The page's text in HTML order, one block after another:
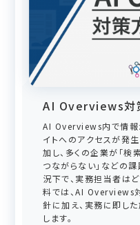
AI Overviews対
AI Overviews内で情報
イトへのアクセスが発
加し、多くの企業が「
つながらない」などの
況下で、実務担当者は
料では、AI Overviews
針に加え、実務に即し
します。